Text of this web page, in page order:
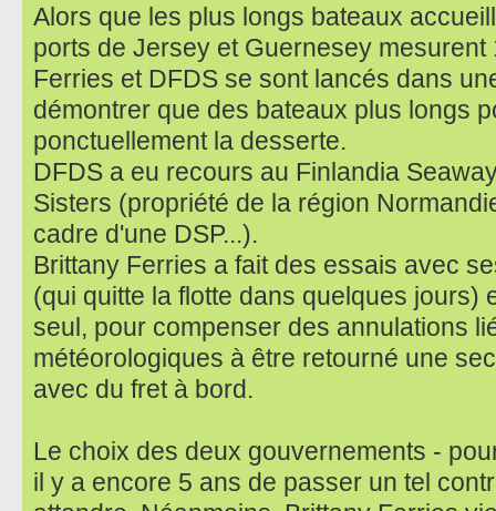
Alors que les plus longs bateaux
ports de Jersey et Guernesey
Ferries et DFDS se sont lancés dans
démontrer que des bateaux plus longs
ponctuellement la desserte.
DFDS a eu recours au Finlandia
Sisters (propriété de la région
cadre d'une DSP...).
Brittany Ferries a fait des essais avec
(qui quitte la flotte dans quelques jours)
seul, pour compenser des annulations
météorologiques à être retourné une
avec du fret à bord.
Le choix des deux gouvernements -
il y a encore 5 ans de passer un tel